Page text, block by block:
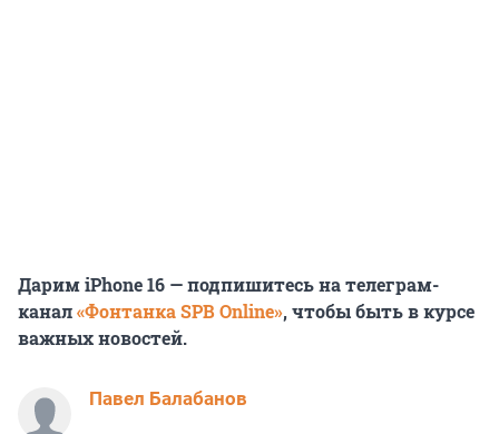
Дарим iPhone 16 — подпишитесь на телеграм-
канал«Фонтанка SPB Online», чтобы быть в курсе
важных новостей.
Павел Балабанов